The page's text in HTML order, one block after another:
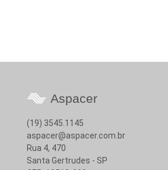
Aspacer
(19) 3545.1145
aspacer@aspacer.com.br
Rua 4, 470
Santa Gertrudes - SP